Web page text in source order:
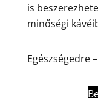
is
minőségi
Egészségedre